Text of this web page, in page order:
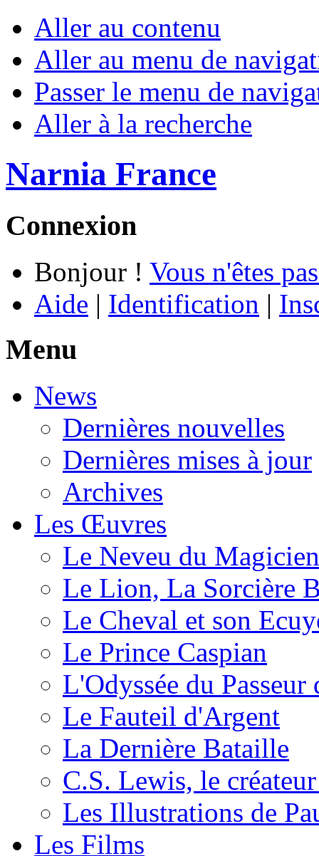
Aller au contenu
Aller au menu de
Passer le menu de
Aller à la recherche
Narnia France
Connexion
Bonjour ! Vous n'êtes
Aide | Identification |
Menu
News
Dernières nouvelles
Dernières mises à jour
Archives
Les Œuvres
Le Neveu du Magicien
Le Lion, La Sorcière
Le Cheval et son
Le Prince Caspian
L'Odyssée du
Le Fauteil d'Argent
La Dernière Bataille
C.S. Lewis, le
Les Illustrations de
Les Films